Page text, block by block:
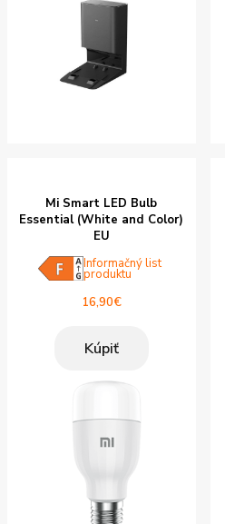
Mi Smart LED Bulb
Essential (White and Color)
EU
Informačný list
produktu
16,90€
Kúpiť